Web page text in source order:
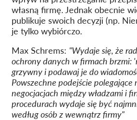
własną firmę. Jednak obecnie
publikuje swoich decyzji (np.
je tylko wybiórczo.
Max Schrems: "Wydaje się, że
ochrony danych w firmach brzmi:
grzywny i podawaj je do
Powszechne podejście
negocjacjach między władzami i
procedurach wydaje się być
według osób z wewnątrz firmy"